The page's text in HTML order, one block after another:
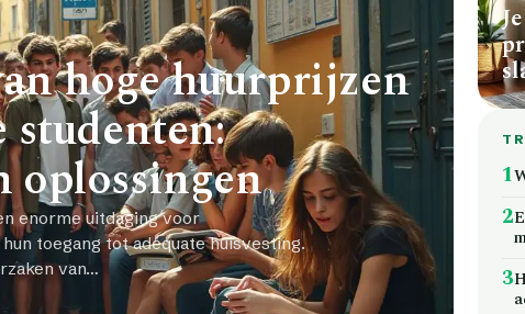
hoge huurprijzen
oplossingen
enorme uitdaging voor
toegang tot adequate huisvesting.
van…
1
2
3